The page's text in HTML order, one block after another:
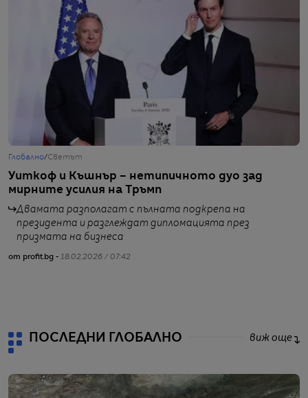
Глобално/Светът
Уиткоф и Къшнър – нетипичното дуо зад
мирните усилия на Тръмп
Двамата разполагат с пълната подкрепа на
президента и разглеждат дипломацията през
призмата на бизнеса
от profit.bg - 18.02.2026 / 07:42
ПОСЛЕДНИ ГЛОБАЛНО виж още